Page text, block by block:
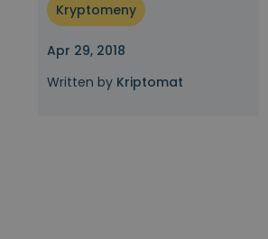
Kryptomeny
Apr 29, 2018
Written by Kriptomat